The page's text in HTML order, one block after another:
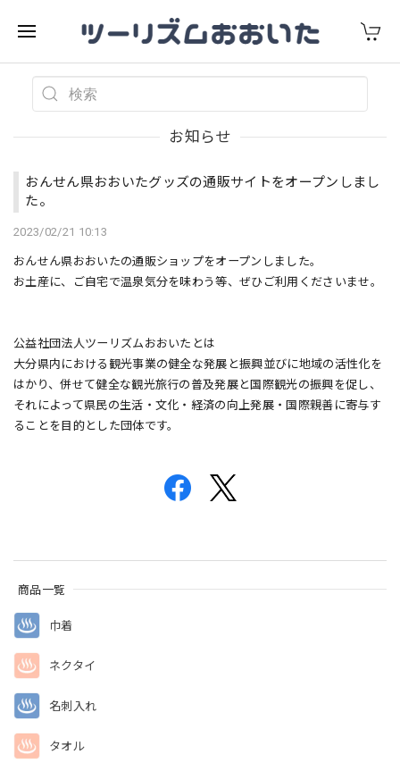
商品一覧
巾着
ネクタイ
名刺入れ
タオル
お知らせ
おんせん県おおいたグッズの通販サイトをオープンしまし
た。
2023/02/21 10:13
おんせん県おおいたの通販ショップをオープンしました。
お土産に、ご自宅で温泉気分を味わう等、ぜひご利用くださいませ。
公益社団法人ツーリズムおおいたとは
大分県内における観光事業の健全な発展と振興並びに地域の活性化を
はかり、併せて健全な観光旅行の普及発展と国際観光の振興を促し、
それによって県民の生活・文化・経済の向上発展・国際親善に寄与す
ることを目的とした団体です。